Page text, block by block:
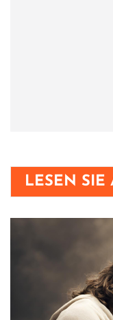
LESEN SIE